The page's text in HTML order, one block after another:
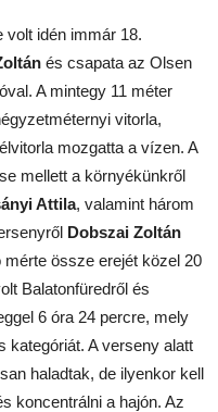
volt idén immár 18.
és csapata az Olsen
A mintegy 11 méter
vitorla,
mozgatta a vízen. A
mellett a környékünkről
Attila, valamint három
Dobszai Zoltán
össze erejét közel 20
Balatonfüredről és
6 óra 24 percre, mely
kategóriát. A verseny alatt
haladtak, de ilyenkor kell
koncentrálni a hajón. Az